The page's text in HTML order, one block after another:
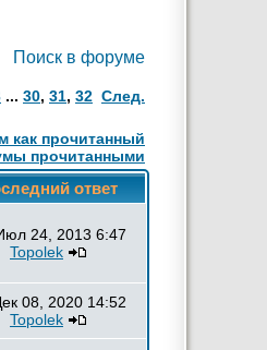
Поиск в форуме
... 30, 31, 32 След.
как прочитанный
прочитанными
ответ
24, 2013 6:47
Topolek
08, 2020 14:52
Topolek